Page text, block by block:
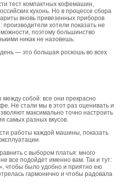
тест компактных кофемашин,
кухонь. Но в процессе сбора
вновь привезенных приборов
хотели показать не
поэтому большинство
никак не назовешь.
— это большая роскошь во всех
собой: все они прекрасно
Не стали мы в этот раз оценивать и
максимально точно настроить
самых разных вкусов.
работы каждой машины, показать
с выбором платья: много
все подойдет именно вам. Так и тут:
чтобы было удобно и приятно ею
гармонично и чтобы радовала